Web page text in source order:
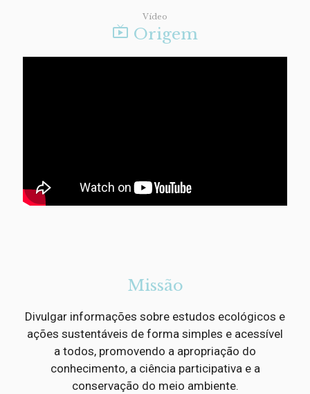
Vídeo
 Origem
Missão
Divulgar informações sobre estudos ecológicos e
ações sustentáveis de forma simples e acessível
a todos, promovendo a apropriação do
conhecimento, a ciência participativa e a
conservação do meio ambiente.